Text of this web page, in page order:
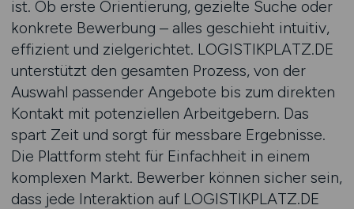
ist. Ob erste Orientierung, gezielte Suche oder
konkrete Bewerbung – alles geschieht intuitiv,
effizient und zielgerichtet. LOGISTIKPLATZ.DE
unterstützt den gesamten Prozess, von der
Auswahl passender Angebote bis zum direkten
Kontakt mit potenziellen Arbeitgebern. Das
spart Zeit und sorgt für messbare Ergebnisse.
Die Plattform steht für Einfachheit in einem
komplexen Markt. Bewerber können sicher sein,
dass jede Interaktion auf LOGISTIKPLATZ.DE